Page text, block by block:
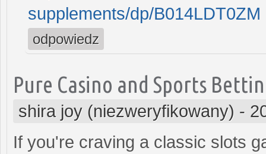
supplements/dp/B014LDT0ZM
odpowiedz
Pure Casino and Sports
shira joy (niezweryfikowany) -
If you're craving a classic slots